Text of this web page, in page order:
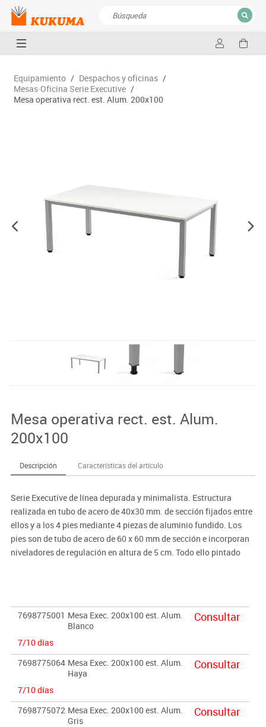
CERRAR
Equipamiento / Despachos y oficinas /
Mesas·Oficina Serie Executive /
Mesa operativa rect. est. Alum. 200x100
Mesa operativa rect. est. Alum.
200x100
Descripción Características del artículo
Serie Executive de línea depurada y minimalista. Estructura
realizada en tubo de acero de 40x30 mm. de sección fijados entre
ellos y a los 4 pies mediante 4 piezas de aluminio fundido. Los
pies son de tubo de acero de 60 x 60 mm de sección e incorporan
niveladores de regulación en altura de 5 cm. Todo ello pintado
Roble.
·Soporte de CPU metálico
· Faldón metálico(Ver producto)
· Separador de melamina
· Buck colgado de 2 cajones
· Sistema de electrificación(Ver producto)
7698775001 Mesa Exec. 200x100 est. Alum.
Blanco
7/10 días
Consultar
7698775064 Mesa Exec. 200x100 est. Alum.
Haya
7/10 días
Consultar
7698775072 Mesa Exec. 200x100 est. Alum.
Gris
Consultar